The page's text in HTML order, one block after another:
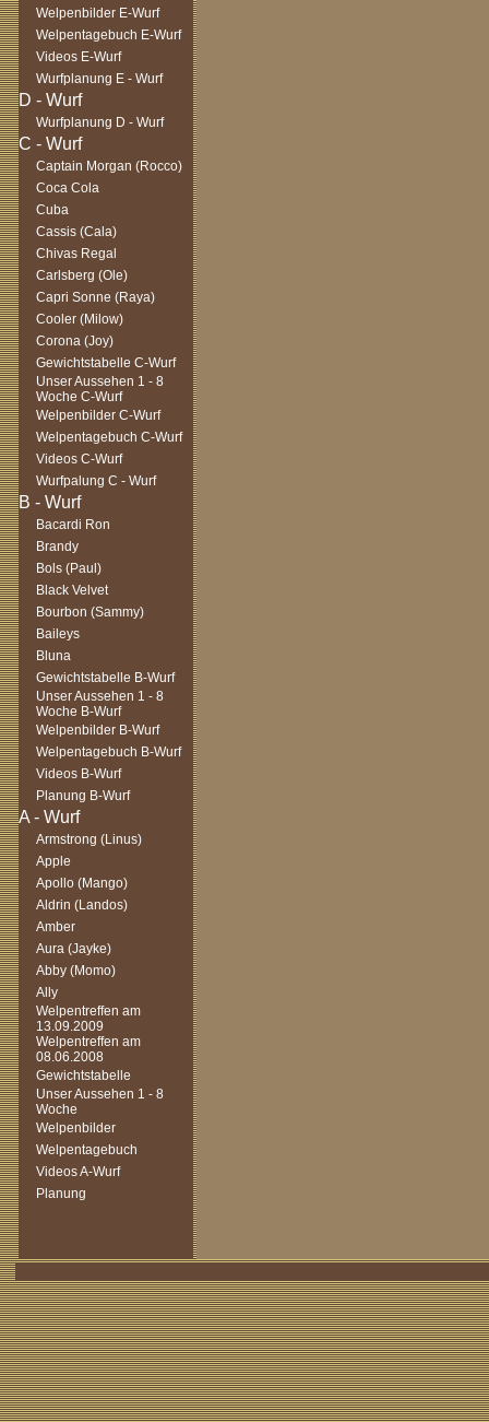
Welpenbilder E-Wurf
Welpentagebuch E-Wurf
Videos E-Wurf
Wurfplanung E - Wurf
Wurfplanung D - Wurf
Captain Morgan (Rocco)
Coca Cola
Cuba
Cassis (Cala)
Chivas Regal
Carlsberg (Ole)
Capri Sonne (Raya)
Cooler (Milow)
Corona (Joy)
Gewichtstabelle C-Wurf
Unser Aussehen 1 - 8
Woche C-Wurf
Welpenbilder C-Wurf
Welpentagebuch C-Wurf
Videos C-Wurf
Wurfpalung C - Wurf
Bacardi Ron
Brandy
Bols (Paul)
Black Velvet
Bourbon (Sammy)
Baileys
Bluna
Gewichtstabelle B-Wurf
Unser Aussehen 1 - 8
Woche B-Wurf
Welpenbilder B-Wurf
Welpentagebuch B-Wurf
Videos B-Wurf
Planung B-Wurf
Armstrong (Linus)
Apple
Apollo (Mango)
Aldrin (Landos)
Amber
Aura (Jayke)
Abby (Momo)
Ally
Welpentreffen am
13.09.2009
Welpentreffen am
08.06.2008
Gewichtstabelle
Unser Aussehen 1 - 8
Woche
Welpenbilder
Welpentagebuch
Videos A-Wurf
Planung